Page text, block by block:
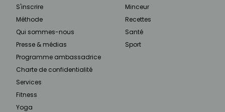
S'inscrire
Méthode
Qui sommes-nous
Presse & médias
Programme ambassadrice
Charte de confidentialité
Services
Fitness
Yoga
Minceur
Recettes
Santé
Sport